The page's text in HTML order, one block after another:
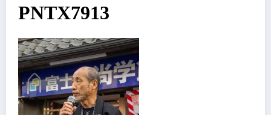
PNTX7913